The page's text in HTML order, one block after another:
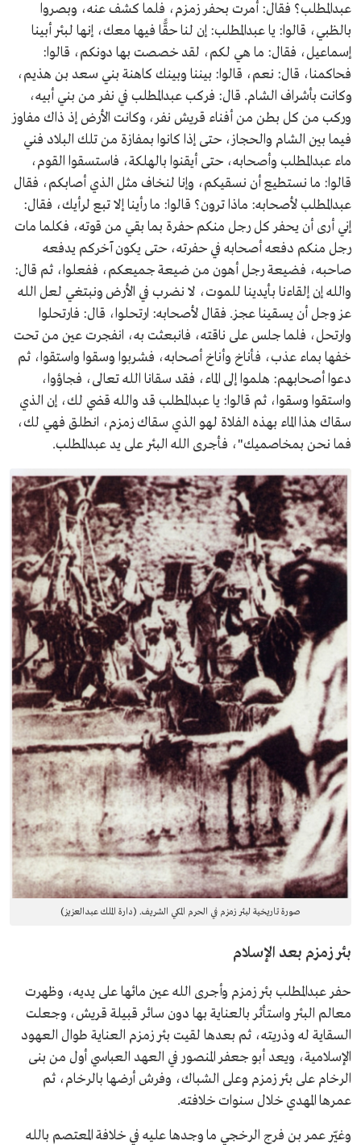
عبدالمطلب؟ فقال: أمرت بحفر زمزم، فلما كشف عنه، وبصروا
بالظبي، قالوا: يا عبدالمطلب: إن لنا حقًّا فيها معك، إنها لبئر أبينا
إسماعيل، فقال: ما هي لكم، لقد خصصت بها دونكم، قالوا:
فحاكمنا، قال: نعم، قالوا: بيننا وبينك كاهنة بني سعد بن هذيم،
وكانت بأشراف الشام. قال: فركب عبدالمطلب في نفر من بني أبيه،
وركب من كل بطن من أفناء قريش نفر، وكانت الأرض إذ ذاك مفاوز
فيما بين الشام والحجاز، حتى إذا كانوا بمفازة من تلك البلاد فني
ماء عبدالمطلب وأصحابه، حتى أيقنوا بالهلكة، فاستسقوا القوم،
قالوا: ما نستطيع أن نسقيكم، وإنا لنخاف مثل الذي أصابكم، فقال
عبدالمطلب لأصحابه: ماذا ترون؟ قالوا: ما رأينا إلا تبع لرأيك، فقال:
إني أرى أن يحفر كل رجل منكم حفرة بما بقي من قوته، فكلما مات
رجل منكم دفعه أصحابه في حفرته، حتى يكون آخركم يدفعه
صاحبه، فضيعة رجل أهون من ضيعة جميعكم، ففعلوا، ثم قال:
والله إن إلقاءنا بأيدينا للموت، لا نضرب في الأرض ونبتغي لعل الله
عز وجل أن يسقينا عجز. فقال لأصحابه: ارتحلوا، قال: فارتحلوا
وارتحل، فلما جلس على ناقته، فانبعثت به، انفجرت عين من تحت
خفها بماء عذب، فأناخ وأناخ أصحابه، فشربوا وسقوا واستقوا، ثم
دعوا أصحابهم: هلموا إلى الماء، فقد سقانا الله تعالى، فجاؤوا،
واستقوا وسقوا، ثم قالوا: يا عبدالمطلب قد والله قضي لك، إن الذي
سقاك هذا الماء بهذه الفلاة لهو الذي سقاك زمزم، انطلق فهي لك،
فما نحن بمخاصميك"، فأجرى الله البئر على يد عبدالمطلب.
صورة تاريخية لبئر زمزم في الحرم المكي الشريف. (دارة الملك عبدالعزيز)
بئر زمزم بعد الإسلام
حفر عبدالمطلب بئر زمزم وأجرى الله عين مائها على يديه، وظهرت
معالم البئر واستأثر بالعناية بها دون سائر قبيلة قريش، وجعلت
السقاية له وذريته، ثم بعدها لقيت بئر زمزم العناية طوال العهود
الإسلامية، ويعد أبو جعفر المنصور في العهد العباسي أول من بنى
الرخام على بئر زمزم وعلى الشباك، وفرش أرضها بالرخام، ثم
عمرها المهدي خلال سنوات خلافته.
وغيّر عمر بن فرج الرخجي ما وجدها عليه في خلافة المعتصم بالله